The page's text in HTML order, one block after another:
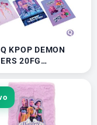
KPOP DEMON
20FG
41336